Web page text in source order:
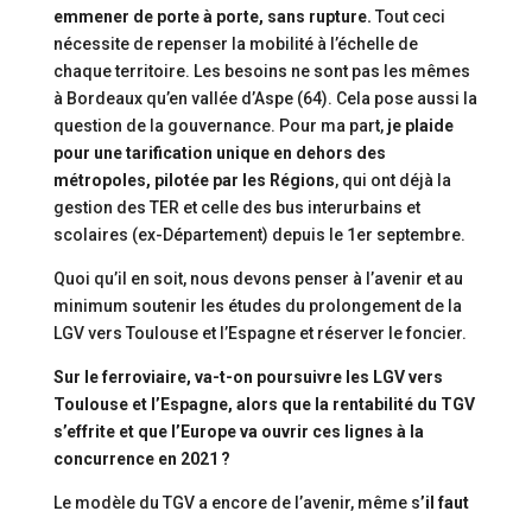
emmener de porte à porte, sans rupture. Tout ceci
nécessite de repenser la mobilité à l’échelle de
chaque territoire. Les besoins ne sont pas les mêmes
à Bordeaux qu’en vallée d’Aspe (64). Cela pose aussi la
question de la gouvernance. Pour ma part, je plaide
pour une tarification unique en dehors des
métropoles, pilotée par les Régions, qui ont déjà la
gestion des TER et celle des bus interurbains et
scolaires (ex-Département) depuis le 1er septembre.
Quoi qu’il en soit, nous devons penser à l’avenir et au
minimum soutenir les études du prolongement de la
LGV vers Toulouse et l’Espagne et réserver le foncier.
Sur le ferroviaire, va-t-on poursuivre les LGV vers
Toulouse et l’Espagne, alors que la rentabilité du TGV
s’effrite et que l’Europe va ouvrir ces lignes à la
concurrence en 2021 ?
Le modèle du TGV a encore de l’avenir, même s’il faut